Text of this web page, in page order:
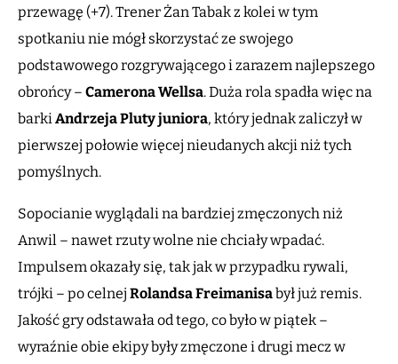
przewagę (+7). Trener Żan Tabak z kolei w tym
spotkaniu nie mógł skorzystać ze swojego
podstawowego rozgrywającego i zarazem najlepszego
obrońcy – Camerona Wellsa. Duża rola spadła więc na
barkiAndrzeja Pluty juniora, który jednak zaliczył w
pierwszej połowie więcej nieudanych akcji niż tych
pomyślnych.
Sopocianie wyglądali na bardziej zmęczonych niż
Anwil – nawet rzuty wolne nie chciały wpadać.
Impulsem okazały się, tak jak w przypadku rywali,
trójki – po celnej Rolandsa Freimanisabył już remis.
Jakość gry odstawała od tego, co było w piątek –
wyraźnie obie ekipy były zmęczone i drugi mecz w